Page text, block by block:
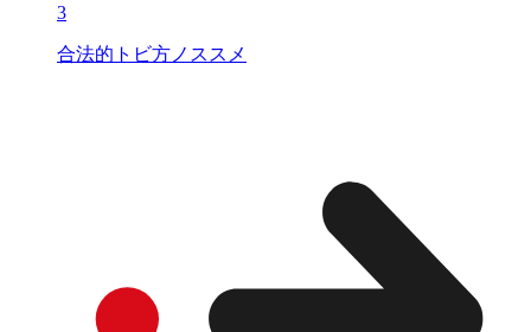
3
合法的トビ方ノススメ